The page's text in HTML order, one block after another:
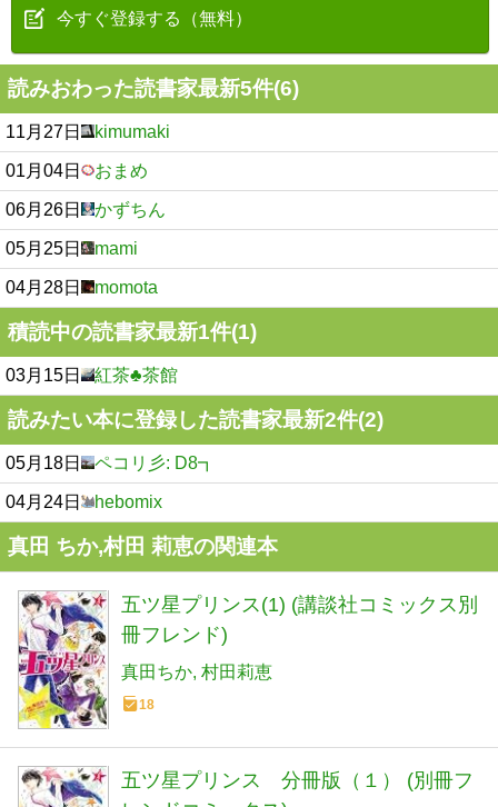
今すぐ登録する（無料）
読みおわった読書家最新5件(6)
11月27日 kimumaki
01月04日 おまめ
06月26日 かずちん
05月25日 mami
04月28日 momota
積読中の読書家最新1件(1)
03月15日 紅茶♣︎茶館
読みたい本に登録した読書家最新2件(2)
05月18日 ペコリ彡: D8┓
04月24日 hebomix
真田 ちか,村田 莉恵の関連本
五ツ星プリンス(1) (講談社コミックス別
冊フレンド)
真田ちか 村田莉恵
18
五ツ星プリンス 分冊版（１） (別冊フ